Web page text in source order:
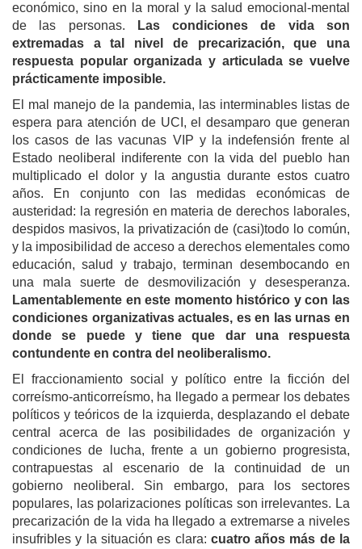
económico, sino en la moral y la salud emocional-mental
de las personas.
Las condiciones de vida son
extremadas a tal nivel de precarización, que una
respuesta popular organizada y articulada se vuelve
prácticamente imposible.
El mal manejo de la pandemia, las interminables listas de
espera para atención de UCI, el desamparo que generan
los casos de las vacunas VIP y la indefensión frente al
Estado neoliberal indiferente con la vida del pueblo han
multiplicado el dolor y la angustia durante estos cuatro
años. En conjunto con las medidas económicas de
austeridad: la regresión en materia de derechos laborales,
despidos masivos, la privatización de (casi)todo lo común,
y la imposibilidad de acceso a derechos elementales como
educación, salud y trabajo, terminan desembocando en
una mala suerte de desmovilización y desesperanza.
Lamentablemente en este momento histórico y con las
condiciones organizativas actuales, es en las urnas en
donde se puede y tiene que dar una respuesta
contundente en contra del neoliberalismo.
El fraccionamiento social y político entre la ficción del
correísmo-anticorreísmo, ha llegado a permear los debates
políticos y teóricos de la izquierda, desplazando el debate
central acerca de las posibilidades de organización y
condiciones de lucha, frente a un gobierno progresista,
contrapuestas al escenario de la continuidad de un
gobierno neoliberal. Sin embargo, para los sectores
populares, las polarizaciones políticas son irrelevantes. La
precarización de la vida ha llegado a extremarse a niveles
insufribles y la situación es clara: cuatro años más de la